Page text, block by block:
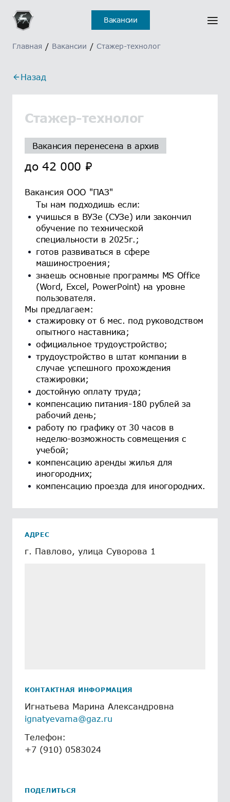
Вакансии
Главная / Вакансии / Стажер-технолог
Назад
Стажер-технолог
Вакансия перенесена в архив
до42 000 ₽
Вакансия ООО "ПАЗ"
Ты нам подходишь если:
учишься в ВУЗе (СУЗе) или закончил
обучение по технической
специальности в 2025г.;
готов развиваться в сфере
машиностроения;
знаешь основные программы MS Office
(Word, Excel, PowerPoint) на уровне
пользователя.
Мы предлагаем:
стажировку от 6 мес. под руководством
опытного наставника;
официальное трудоустройство;
трудоустройство в штат компании в
случае успешного прохождения
стажировки;
достойную оплату труда;
компенсацию питания-180 рублей за
рабочий день;
работу по графику от 30 часов в
неделю-возможность совмещения с
учебой;
компенсацию аренды жилья для
иногородних;
компенсацию проезда для иногородних.
АДРЕС
г. Павлово, улица Суворова 1
КОНТАКТНАЯ ИНФОРМАЦИЯ
Игнатьева Марина Александровна
ignatyevama@gaz.ru
Телефон:
+7 (910) 0583024
ПОДЕЛИТЬСЯ